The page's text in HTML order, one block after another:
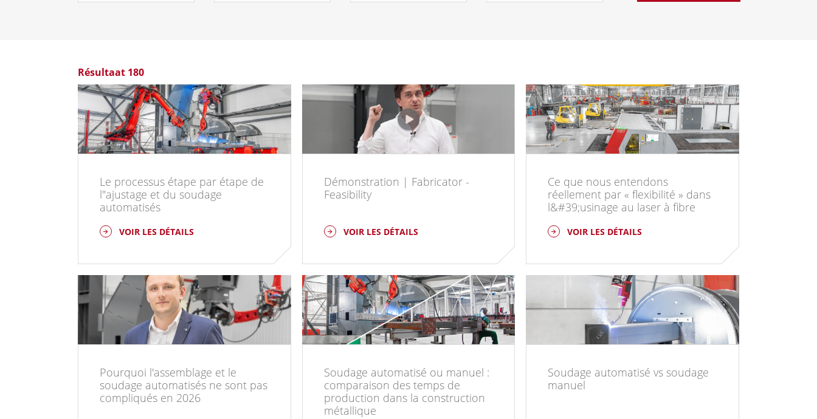
Résultaat 180
Le processus étape par étape de
l"ajustage et du soudage
automatisés
VOIR LES DÉTAILS
Démonstration | Fabricator -
Feasibility
VOIR LES DÉTAILS
Ce que nous entendons
réellement par « flexibilité » dans
l&#39;usinage au laser à fibre
VOIR LES DÉTAILS
Pourquoi l'assemblage et le
soudage automatisés ne sont pas
compliqués en 2026
Soudage automatisé ou manuel :
comparaison des temps de
production dans la construction
métallique
Soudage automatisé vs soudage
manuel